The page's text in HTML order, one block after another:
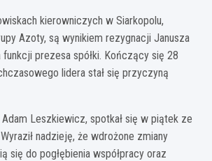
kierowniczych w Siarkopolu,
Azoty, są wynikiem rezygnacji Janusza
funkcji prezesa spółki. Kończący się 28
lidera stał się przyczyną
Leszkiewicz, spotkał się w piątek ze
nadzieję, że wdrożone zmiany
się do pogłębienia współpracy oraz